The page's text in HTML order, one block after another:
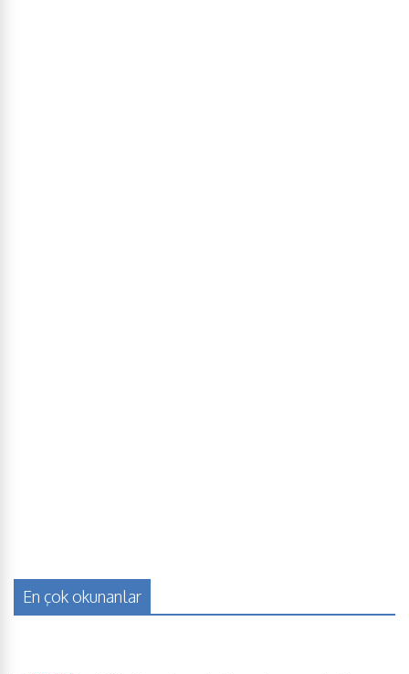
En çok okunanlar